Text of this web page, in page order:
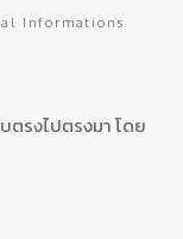
Informations
ตรงไปตรงมา โดย